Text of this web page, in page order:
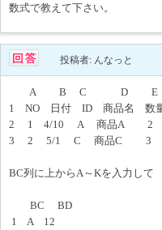
数式で教えて下さい。
投稿者: んなっと
A B C D
1 NO 日付 ID 商品名 数
2 1 4/10 A 商品A 2
3 2 5/1 C 商品C 3
BC列に上からA～Kを入力して
BC BD
1 A 12